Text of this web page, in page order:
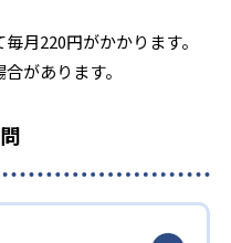
月220円がかかります。
があります。